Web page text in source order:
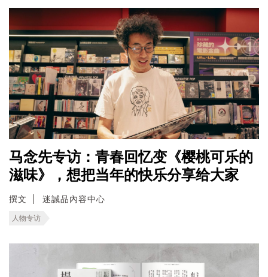
马念先专访：青春回忆变《樱桃可乐的
滋味》，想把当年的快乐分享给大家
撰文 迷誠品內容中心
人物专访